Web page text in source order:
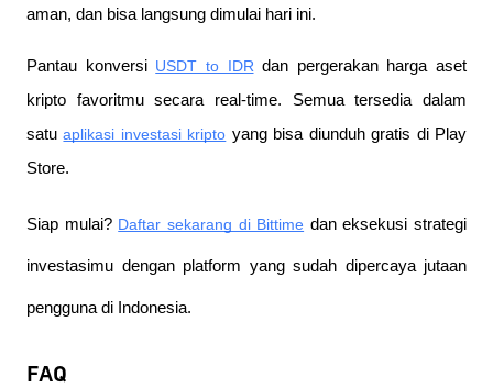
aman, dan bisa langsung dimulai hari ini.
Pantau konversi USDT to IDR dan pergerakan harga aset
kripto favoritmu secara real-time. Semua tersedia dalam
satu aplikasi investasi kripto yang bisa diunduh gratis di Play
Store.
Siap mulai? Daftar sekarang di Bittime dan eksekusi strategi
investasimu dengan platform yang sudah dipercaya jutaan
pengguna di Indonesia.
FAQ